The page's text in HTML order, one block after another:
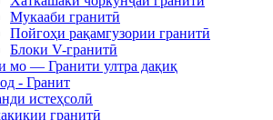
Мукааби гранитӣ
Пойгоҳи рақамгузории гранитӣ
Блоки V-гранитӣ
мо — Гранити ултра дақиқ
- Гранит
истеҳсолӣ
гранитӣ